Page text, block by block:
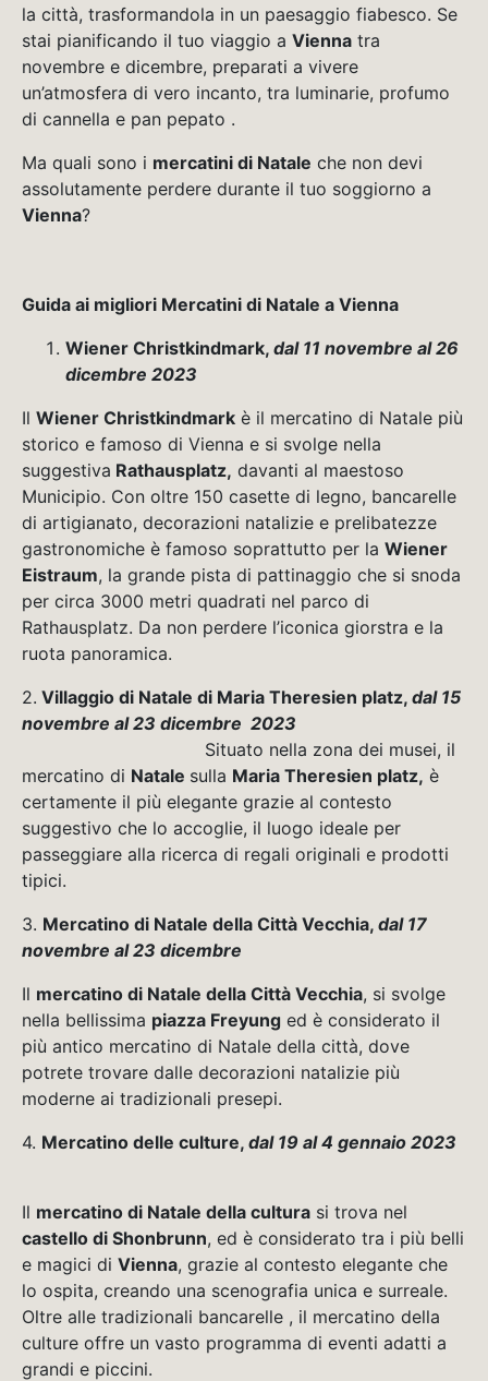
la città, trasformandola in un paesaggio fiabesco. Se
stai pianificando il tuo viaggio a Vienna tra
novembre e dicembre, preparati a vivere
un’atmosfera di vero incanto, tra luminarie, profumo
di cannella e pan pepato .
Ma quali sono i mercatini di Natale che non devi
assolutamente perdere durante il tuo soggiorno a
Vienna?
Guida ai migliori Mercatini di Natale a Vienna
Wiener Christkindmark, dal 11 novembre al 26
dicembre 2023
Il Wiener Christkindmark è il mercatino di Natale più
storico e famoso di Vienna e si svolge nella
suggestiva Rathausplatz, davanti al maestoso
Municipio. Con oltre 150 casette di legno, bancarelle
di artigianato, decorazioni natalizie e prelibatezze
gastronomiche è famoso soprattutto per la Wiener
Eistraum, la grande pista di pattinaggio che si snoda
per circa 3000 metri quadrati nel parco di
Rathausplatz. Da non perdere l’iconica giorstra e la
ruota panoramica.
2. Villaggio di Natale di Maria Theresien platz, dal 15
novembre al 23 dicembre 2023
Situato nella zona dei musei, il
mercatino di Natale sulla Maria Theresien platz, è
certamente il più elegante grazie al contesto
suggestivo che lo accoglie, il luogo ideale per
passeggiare alla ricerca di regali originali e prodotti
tipici.
3. Mercatino di Natale della Città Vecchia, dal 17
novembre al 23 dicembre
Il mercatino di Natale della Città Vecchia, si svolge
nella bellissima piazza Freyung ed è considerato il
più antico mercatino di Natale della città, dove
potrete trovare dalle decorazioni natalizie più
moderne ai tradizionali presepi.
4. Mercatino delle culture, dal 19 al 4 gennaio 2023
Il mercatino di Natale della cultura si trova nel
castello di Shonbrunn, ed è considerato tra i più belli
e magici di Vienna, grazie al contesto elegante che
lo ospita, creando una scenografia unica e surreale.
Oltre alle tradizionali bancarelle , il mercatino della
culture offre un vasto programma di eventi adatti a
grandi e piccini.